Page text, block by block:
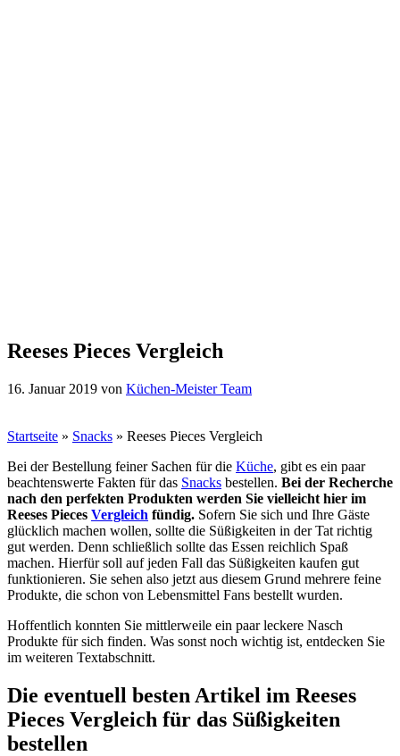
Reeses Pieces Vergleich
16. Januar 2019 von Küchen-Meister Team
Startseite » Snacks » Reeses Pieces Vergleich
Bei der Bestellung feiner Sachen für die Küche, gibt es ein paar
beachtenswerte Fakten für das Snacks bestellen. Bei der Recherche
nach den perfekten Produkten werden Sie vielleicht hier im
Reeses Pieces Vergleich fündig. Sofern Sie sich und Ihre Gäste
glücklich machen wollen, sollte die Süßigkeiten in der Tat richtig
gut werden. Denn schließlich sollte das Essen reichlich Spaß
machen. Hierfür soll auf jeden Fall das Süßigkeiten kaufen gut
funktionieren. Sie sehen also jetzt aus diesem Grund mehrere feine
Produkte, die schon von Lebensmittel Fans bestellt wurden.
Hoffentlich konnten Sie mittlerweile ein paar leckere Nasch
Produkte für sich finden. Was sonst noch wichtig ist, entdecken Sie
im weiteren Textabschnitt.
Die eventuell besten Artikel im Reeses
Pieces Vergleich für das Süßigkeiten
bestellen